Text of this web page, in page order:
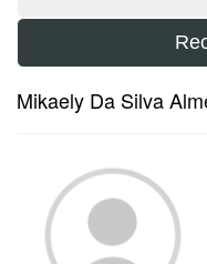
Mikaely Da Silva